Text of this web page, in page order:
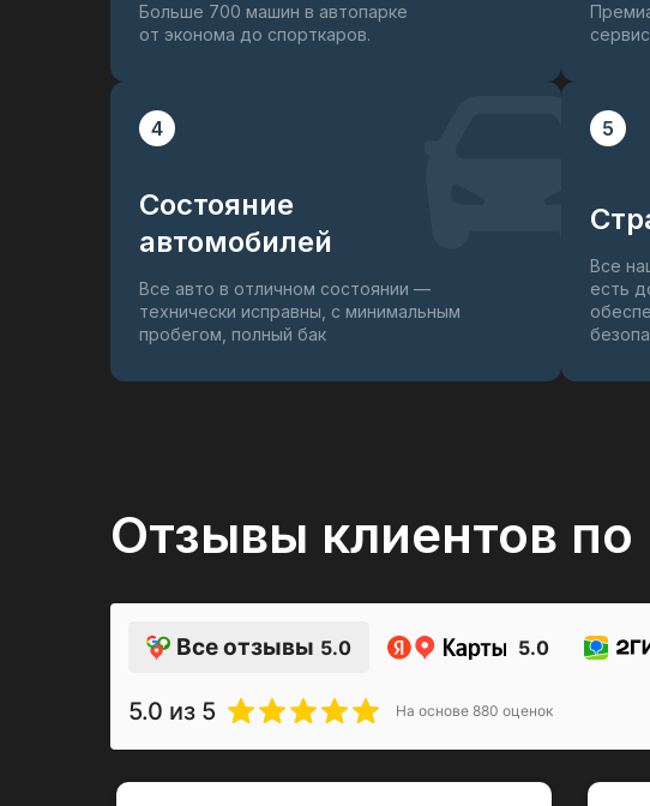
Больше 700 машин в автопарке
от эконома до спорткаров.
4
Состояние
автомобилей
Все авто в отличном состоянии —
технически исправны, с минимальным
пробегом, полный бак
5
Все
есть
Отзывы клиентов по
Все отзывы 5.0 5.0
5.0 из 5 На основе 880 оценок